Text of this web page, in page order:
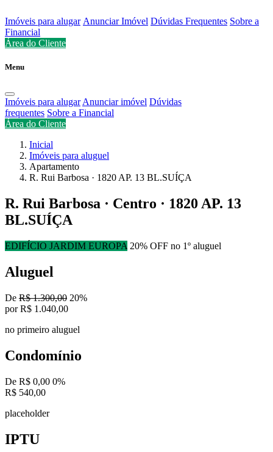
Imóveis para alugar Anunciar Imóvel Dúvidas Frequentes Sobre a
Financial
Área do Cliente
Menu
Imóveis para alugar Anunciar imóvel Dúvidas
frequentes Sobre a Financial
Área do Cliente
Inicial
Imóveis para aluguel
Apartamento
R. Rui Barbosa · 1820 AP. 13 BL.SUÍÇA
R. Rui Barbosa · Centro · 1820 AP. 13
BL.SUÍÇA
EDIFÍCIO JARDIM EUROPA 20% OFF no 1º aluguel
Aluguel
De R$ 1.300,00 20%
por R$ 1.040,00
no primeiro aluguel
Condomínio
De R$ 0,00 0%
R$ 540,00
placeholder
IPTU